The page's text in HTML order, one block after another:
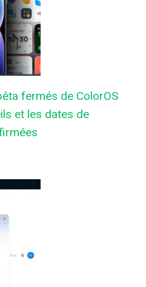
fermés de ColorOS
et les dates de